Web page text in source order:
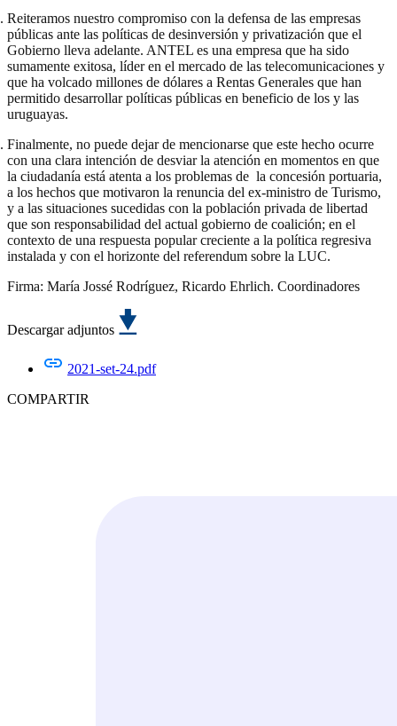
Reiteramos nuestro compromiso con la defensa de las empresas
públicas ante las políticas de desinversión y privatización que el
Gobierno lleva adelante. ANTEL es una empresa que ha sido
sumamente exitosa, líder en el mercado de las telecomunicaciones y
que ha volcado millones de dólares a Rentas Generales que han
permitido desarrollar políticas públicas en beneficio de los y las
uruguayas.
Finalmente, no puede dejar de mencionarse que este hecho ocurre
con una clara intención de desviar la atención en momentos en que
la ciudadanía está atenta a los problemas de la concesión portuaria,
a los hechos que motivaron la renuncia del ex-ministro de Turismo,
y a las situaciones sucedidas con la población privada de libertad
que son responsabilidad del actual gobierno de coalición; en el
contexto de una respuesta popular creciente a la política regresiva
instalada y con el horizonte del referendum sobre la LUC.
Firma: María Jossé Rodríguez, Ricardo Ehrlich. Coordinadores
Descargar adjuntos
2021-set-24.pdf
COMPARTIR